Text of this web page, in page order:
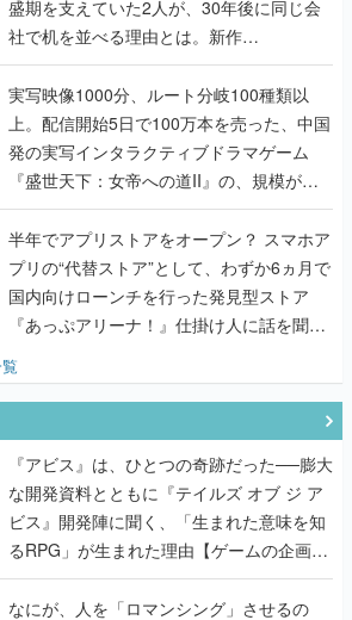
んだレジェンド2人に訊く開発秘話
実写映像1000分、ルート分岐100種類以
上。配信開始5日で100万本を売った、中国
発の実写インタラクティブドラマゲーム
『盛世天下：女帝への道II』の、規模が違
うこだわりをプロデューサーに聞いた
半年でアプリストアをオープン？ スマホア
プリの“代替ストア”として、わずか6ヵ月で
国内向けローンチを行った発見型ストア
『あっぷアリーナ！』仕掛け人に話を聞い
てみた
『アビス』は、ひとつの奇跡だった──膨大
な開発資料とともに『テイルズ オブ ジ ア
るRPG」が生まれた理由【ゲームの企画
書】
なにが、人を「ロマンシング」させるの
か？『ロマサガ2』当時の企画書とキャラ
設定画から迫る、河津秋敏がRPGに生み出
した「ロマン」の正体とは【ゲームの企画